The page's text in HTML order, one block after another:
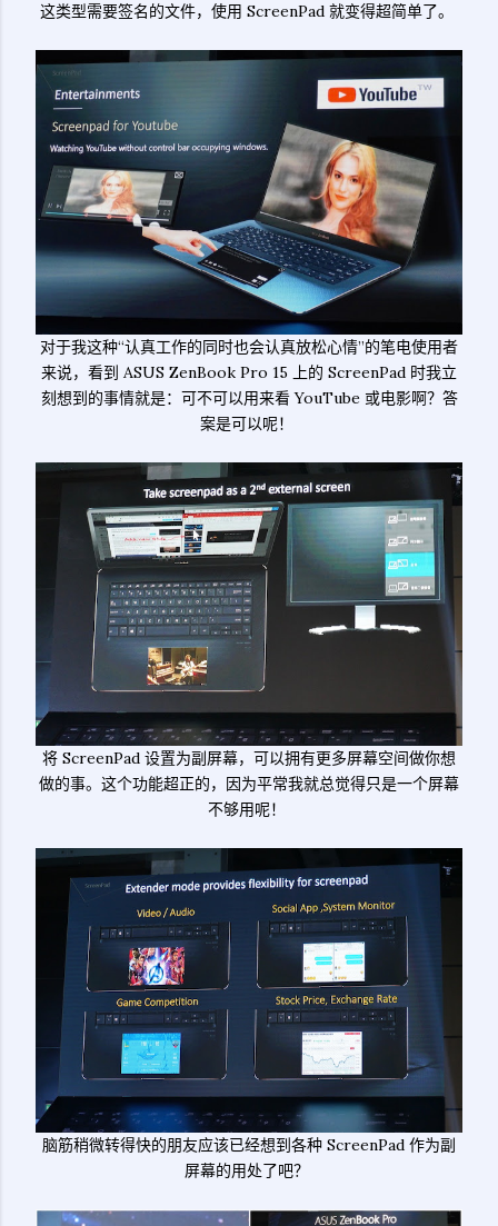
这类型需要签名的文件，使用 ScreenPad 就变得超简单了。
对于我这种“认真工作的同时也会认真放松心情”的笔电使用者
来说，看到 ASUS ZenBook Pro 15 上的 ScreenPad 时我立
刻想到的事情就是：可不可以用来看 YouTube 或电影啊？答
案是可以呢！
将 ScreenPad 设置为副屏幕，可以拥有更多屏幕空间做你想
做的事。这个功能超正的，因为平常我就总觉得只是一个屏幕
不够用呢！
脑筋稍微转得快的朋友应该已经想到各种 ScreenPad 作为副
屏幕的用处了吧？